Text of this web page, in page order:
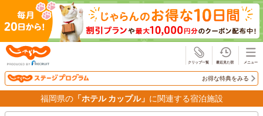
お得な特典をみる
福岡県の「ホテル カップル」 に関連する宿泊施設